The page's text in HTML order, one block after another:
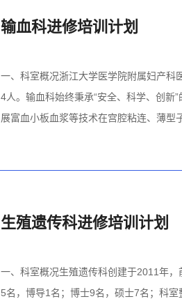
输血科进修培训计划
一、科室概况浙江大学医学院附属妇产科
4人。输血科始终秉承“安全、科学、创新
展富血小板血浆等技术在宫腔粘连、薄型
生殖遗传科进修培训计划
一、科室概况生殖遗传科创建于2011年
5名，博导1名；博士9名，硕士7名；科